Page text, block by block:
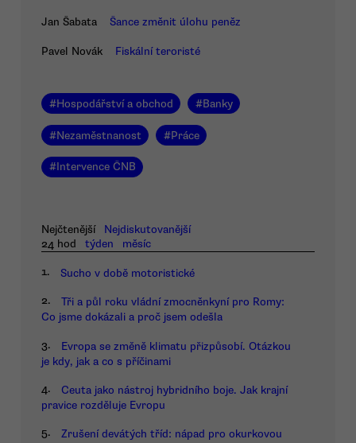
Jan Šabata Šance změnit úlohu peněz
Pavel Novák Fiskální teroristé
#Hospodářství a obchod #Banky
#Nezaměstnanost #Práce
#Intervence ČNB
Nejčtenější
Nejdiskutovanější
24 hod
týden měsíc
1. Sucho v době motoristické
2.
Tři a půl roku vládní zmocněnkyní pro Romy:
Co jsme dokázali a proč jsem odešla
3.
Evropa se změně klimatu přizpůsobí. Otázkou
je kdy, jak a co s příčinami
4.
Ceuta jako nástroj hybridního boje. Jak krajní
pravice rozděluje Evropu
5.
Zrušení devátých tříd: nápad pro okurkovou